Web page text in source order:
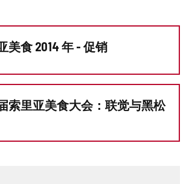
美食 2014 年 - 促销
索里亚美食大会：联觉与黑松